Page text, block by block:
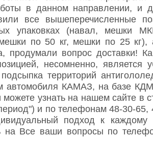
в данном направлении, и
все вышеперечисленные
упаковках (навал, мешки
по 50 кг, мешки по 25 кг),
продумали вопрос доставки!
несомненно, является
территорий
автомобиля КАМАЗ, на базе
узнать на нашем сайте в
и по телефонам 48-30-65,
подход к
на Все ваши вопросы по